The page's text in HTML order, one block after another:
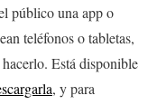
público una app o
teléfonos o tabletas,
Está disponible
, y para